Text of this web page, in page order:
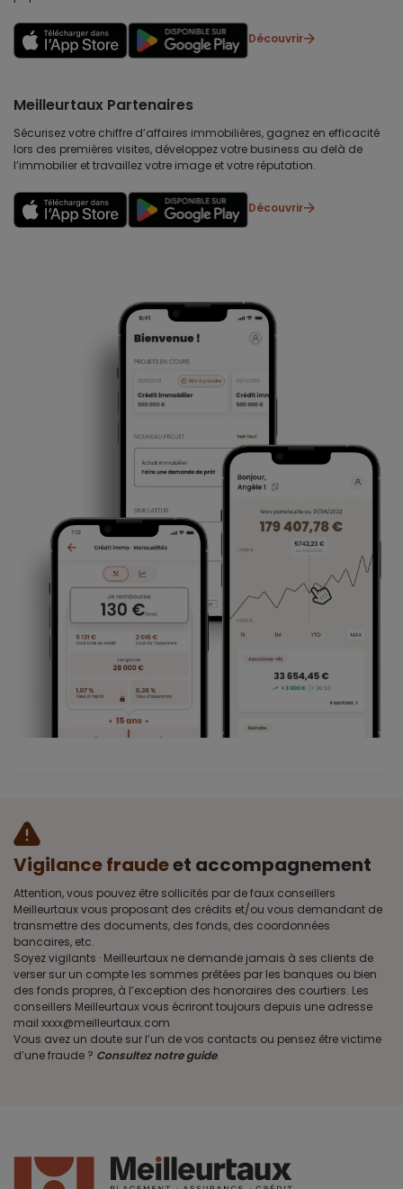
Découvrir
Meilleurtaux Partenaires
Sécurisez votre chiffre d’affaires immobilières, gagnez en efficacité
lors des premières visites, développez votre business au delà de
l’immobilier et travaillez votre image et votre réputation.
Découvrir
Vigilance fraudeet accompagnement
Attention, vous pouvez être sollicités par de faux conseillers
Meilleurtaux vous proposant des crédits et/ou vous demandant de
transmettre des documents, des fonds, des coordonnées
bancaires, etc.
Soyez vigilants · Meilleurtaux ne demande jamais à ses clients de
verser sur un compte les sommes prêtées par les banques ou bien
des fonds propres, à l’exception des honoraires des courtiers. Les
conseillers Meilleurtaux vous écriront toujours depuis une adresse
mail xxxx@meilleurtaux.com
Vous avez un doute sur l’un de vos contacts ou pensez être victime
d’une fraude ? Consultez notre guide.